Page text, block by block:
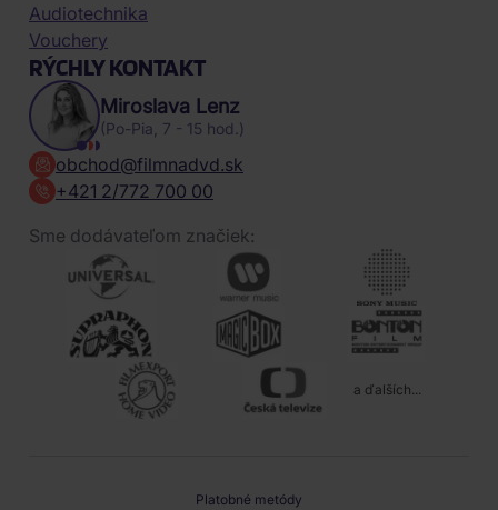
Audiotechnika
Vouchery
RÝCHLY KONTAKT
Miroslava Lenz
(Po-Pia, 7 - 15 hod.)
obchod@filmnadvd.sk
+421 2/772 700 00
Sme dodávateľom značiek:
a ďalších...
Platobné metódy